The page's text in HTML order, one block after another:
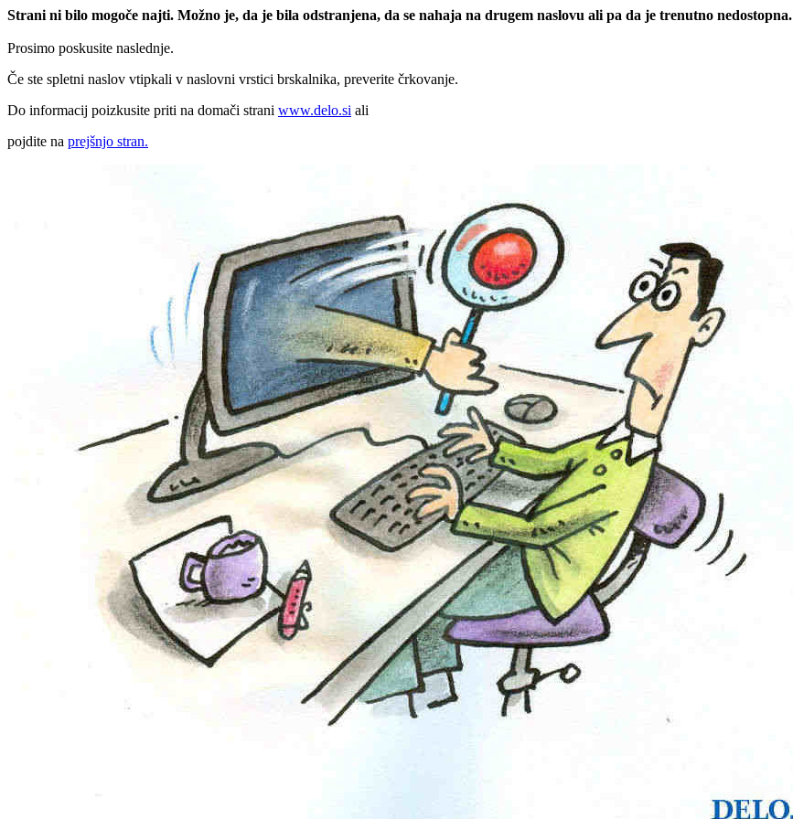
Strani ni bilo mogoče najti. Možno je, da je bila odstranjena, da se nahaja na drugem naslovu ali pa da je trenutno nedostopna.
Prosimo poskusite naslednje.
Če ste spletni naslov vtipkali v naslovni vrstici brskalnika, preverite črkovanje.
Do informacij poizkusite priti na domači strani www.delo.si ali
pojdite na prejšnjo stran.